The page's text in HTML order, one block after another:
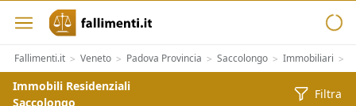
Fallimenti.it > Veneto > Padova Provincia > Saccolongo > Immobiliari >
Immobili Residenziali
Saccolongo
Filtra